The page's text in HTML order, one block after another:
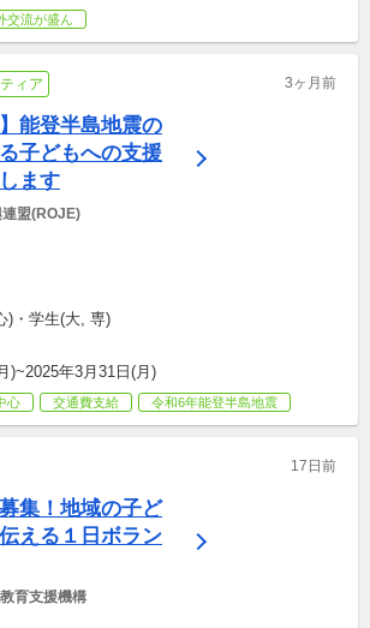
交流が盛ん
ィア 3ヶ月前
能登半島地震の
子どもへの支援
ます
盟(ROJE)
)・学生(大, 専)
)~2025年3月31日(月)
心 交通費支給 令和6年能登半島地震
17日前
集！地域の子ど
える１日ボラン
育支援機構